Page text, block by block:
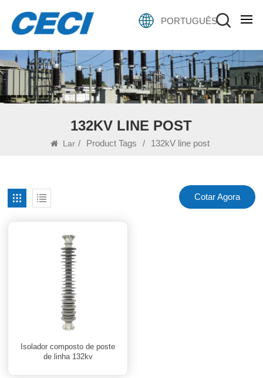
PORTUGUÊS
132KV LINE POST
Lar / Product Tags / 132kV line post
Cotar Agora
Isolador composto de poste
de linha 132kv